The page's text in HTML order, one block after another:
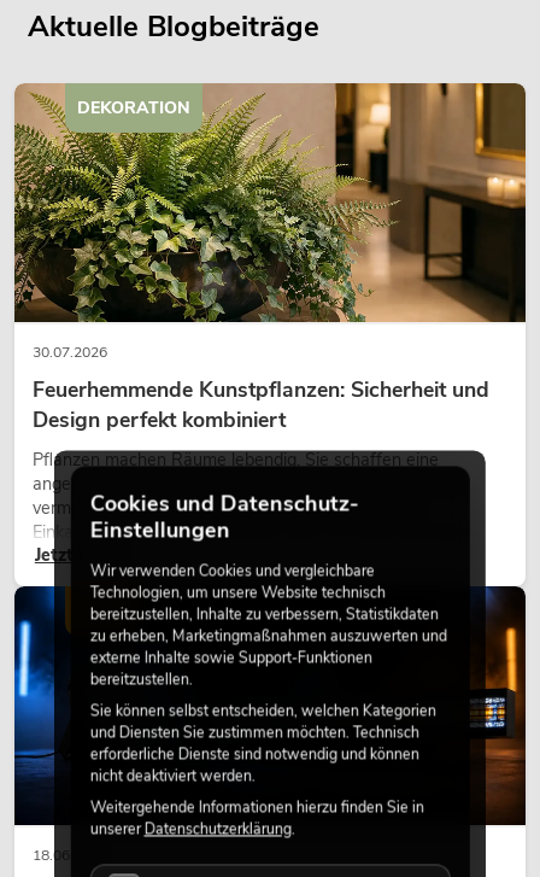
Aktuelle Blogbeiträge
30.07.2026
Feuerhemmende Kunstpflanzen: Sicherheit und
Design perfekt kombiniert
Pflanzen machen Räume lebendig. Sie schaffen eine
angenehme Atmosphäre, verbessern das Ambiente und
vermitteln Natürlichkeit. Ob in Hotels, Restaurants,
Einkaufszentren, Bürogebäuden oder auf Messeständen:
eine hochwertige Begrünung gehört heute längst zum
modernen Raumkonzept.
Jetzt lesen
DEKORATION
18.06.2026
LICHT
Cookies und Datenschutz-
Einstellungen
Wir verwenden Cookies und vergleichbare
Technologien, um unsere Website technisch
bereitzustellen, Inhalte zu verbessern, Statistikdaten
zu erheben, Marketingmaßnahmen auszuwerten und
externe Inhalte sowie Support-Funktionen
bereitzustellen.
Sie können selbst entscheiden, welchen Kategorien
und Diensten Sie zustimmen möchten. Technisch
erforderliche Dienste sind notwendig und können
nicht deaktiviert werden.
Weitergehende Informationen hierzu finden Sie in
unsererDatenschutzerklärung.